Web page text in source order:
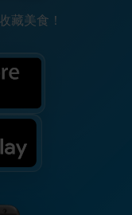
藏美食！